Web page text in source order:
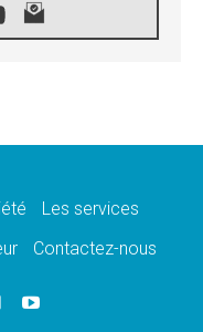
de Notre Dame du
accompagne les
dignité
Les services
Contactez-nous